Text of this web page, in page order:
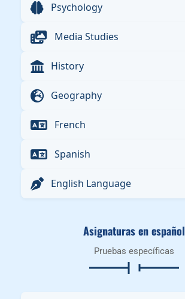
Psychology
Media Studies
History
Geography
French
Spanish
English Language
Asignaturas en español
Pruebas específicas